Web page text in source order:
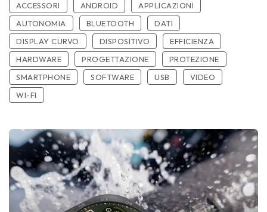
ACCESSORI ANDROID
APPLICAZIONI
AUTONOMIA
BLUETOOTH
DATI
DISPLAY CURVO
DISPOSITIVO
EFFICIENZA
HARDWARE
PROGETTAZIONE
PROTEZIONE
SMARTPHONE
SOFTWARE USB
VIDEO
WI-FI